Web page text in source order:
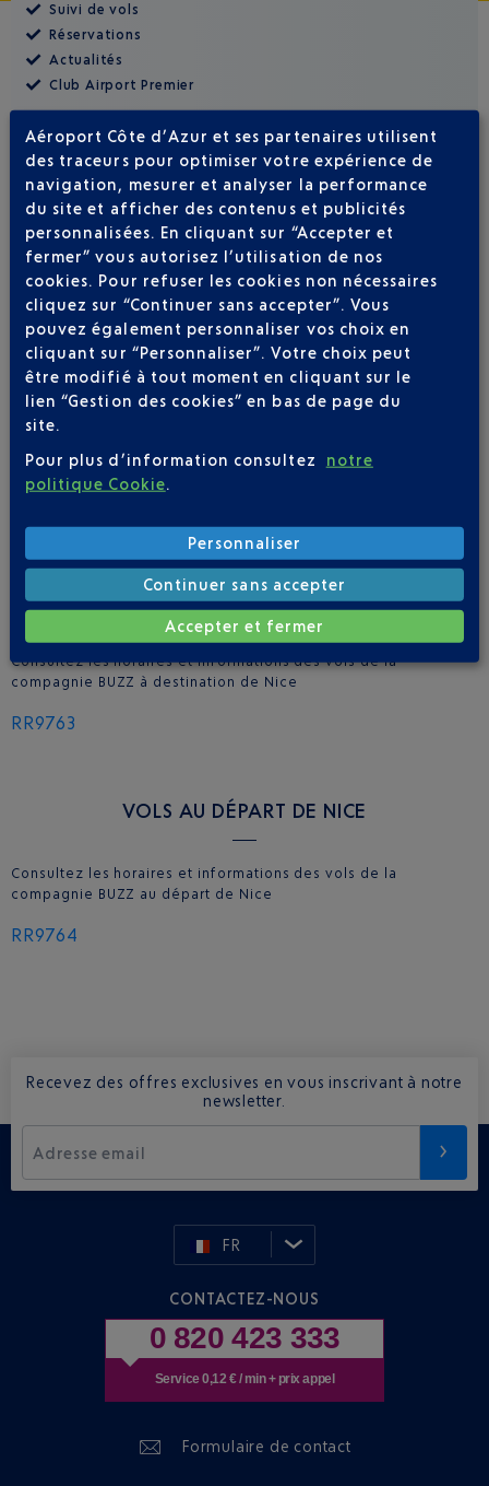
Suivi de vols
Réservations
Actualités
Club Airport Premier
APPLICATION AÉROPORT NICE
VOLS À L'ARRIVÉE À NICE
Consultez les horaires et informations des vols de la
compagnie BUZZ à destination de Nice
RR9763
VOLS AU DÉPART DE NICE
Consultez les horaires et informations des vols de la
compagnie BUZZ au départ de Nice
RR9764
Recevez des offres exclusives en vous inscrivant à notre
newsletter.
Adresse email
FR
CONTACTEZ-NOUS
0 820 423 333
Service 0,12 € / min + prix appel
Formulaire de contact
Aéroport Côte d’Azur et ses partenaires utilisent
des traceurs pour optimiser votre expérience de
navigation, mesurer et analyser la performance
du site et afficher des contenus et publicités
personnalisées. En cliquant sur “Accepter et
fermer” vous autorisez l’utilisation de nos
cookies. Pour refuser les cookies non nécessaires
cliquez sur “Continuer sans accepter”. Vous
pouvez également personnaliser vos choix en
cliquant sur “Personnaliser”. Votre choix peut
être modifié à tout moment en cliquant sur le
lien “Gestion des cookies” en bas de page du
site.
Pour plus d’information consultez
notre
politique Cookie
Personnaliser
Continuer sans accepter
Accepter et fermer